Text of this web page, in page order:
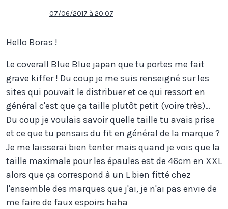
07/06/2017 à 20:07
Hello Boras !
Le coverall Blue Blue japan que tu portes me fait
grave kiffer ! Du coup je me suis renseigné sur les
sites qui pouvait le distribuer et ce qui ressort en
général c'est que ça taille plutôt petit (voire très)…
Du coup je voulais savoir quelle taille tu avais prise
et ce que tu pensais du fit en général de la marque ?
Je me laisserai bien tenter mais quand je vois que la
taille maximale pour les épaules est de 46cm en XXL
alors que ça correspond à un L bien fitté chez
l'ensemble des marques que j'ai, je n'ai pas envie de
me faire de faux espoirs haha